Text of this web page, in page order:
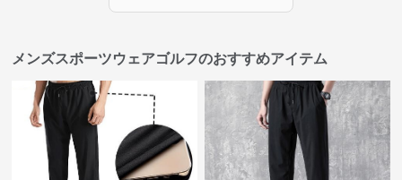
メンズスポーツウェアゴルフのおすすめアイテム